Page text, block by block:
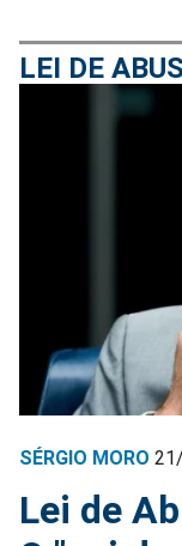
LEI DE
SÉRGIO MORO
Lei de